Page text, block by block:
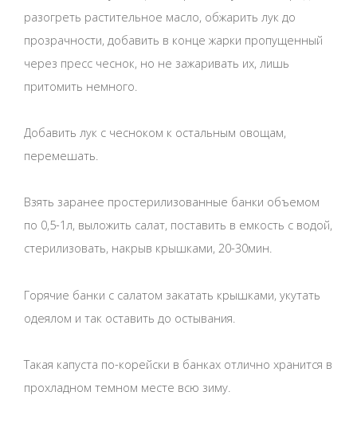
разогреть растительное масло, обжарить лук до
прозрачности, добавить в конце жарки пропущенный
через пресс чеснок, но не зажаривать их, лишь
притомить немного.
Добавить лук с чесноком к остальным овощам,
перемешать.
Взять заранее простерилизованные банки объемом
по 0,5-1л, выложить салат, поставить в емкость с водой,
стерилизовать, накрыв крышками, 20-30мин.
Горячие банки с салатом закатать крышками, укутать
одеялом и так оставить до остывания.
Такая капуста по-корейски в банках отлично хранится в
прохладном темном месте всю зиму.